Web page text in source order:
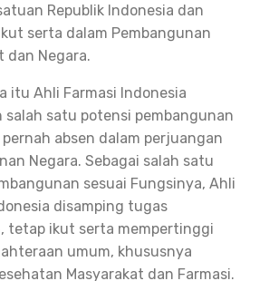
Republik Indonesia dan
serta dalam Pembangunan
dan Negara.
itu Ahli Farmasi Indonesia
salah satu potensi pembangunan
absen dalam perjuangan
Negara. Sebagai salah satu
sesuai Fungsinya, Ahli
disamping tugas
tetap ikut serta mempertinggi
umum, khususnya
Masyarakat dan Farmasi.